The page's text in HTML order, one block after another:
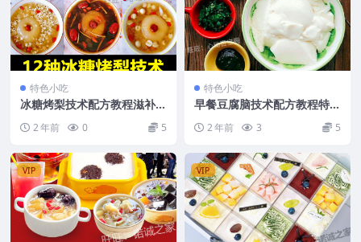
特色小吃
冰糖烤梨技术配方教程滋补甜
方教程商用
2 年前 0 5
特色小吃
早餐豆腐脑技术配方教程特色
教程商用
2 年前 3 5
VIP VIP